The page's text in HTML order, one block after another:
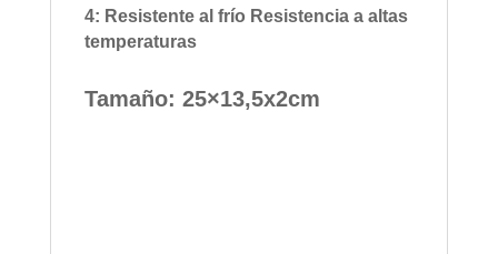
4: Resistente al frío Resistencia a altas
temperaturas
Tamaño: 25×13,5x2cm